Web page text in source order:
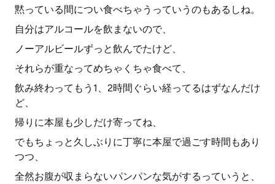
黙っている間につい食べちゃうっていうのもあるしね。
自分はアルコールを飲まないので、
ノーアルビールずっと飲んでたけど、
それらが重なってめちゃくちゃ食べて、
飲み終わってもう1、2時間ぐらい経ってるはずなんだけ
ど、
帰りに本屋も少しだけ寄ってね、
でもちょっと久しぶりに丁寧に本屋で過ごす時間もあり
つつ、
全然お腹が収まらないパンパンな気がするっていうと、